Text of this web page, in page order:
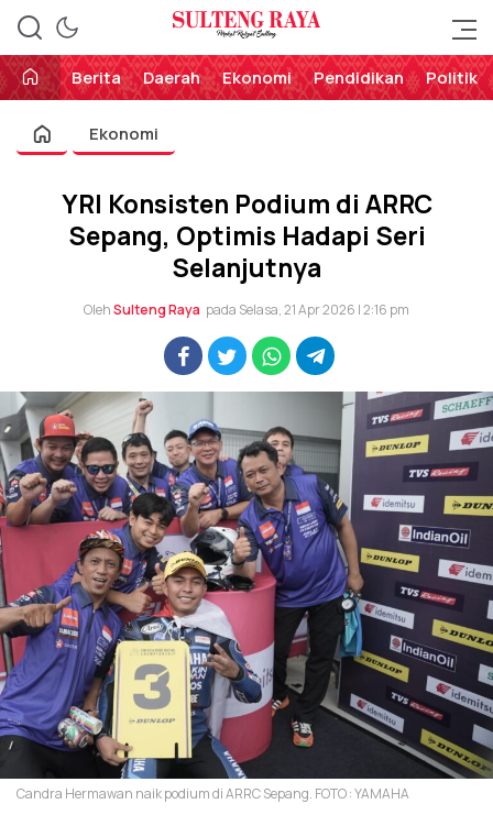
Sulteng Raya
Perekat Rakyat Sulteng
Berita
Daerah Ekonomi Pendidikan Politik
Ekonomi
YRI Konsisten Podium di ARRC
Sepang, Optimis Hadapi Seri
Selanjutnya
OlehSulteng Raya pada Selasa, 21 Apr 2026 | 2:16 pm
Candra Hermawan naik podium di ARRC Sepang. FOTO : YAMAHA